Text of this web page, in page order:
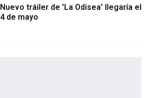
Nuevo tráiler de 'La Odisea' llegaría el
4 de mayo